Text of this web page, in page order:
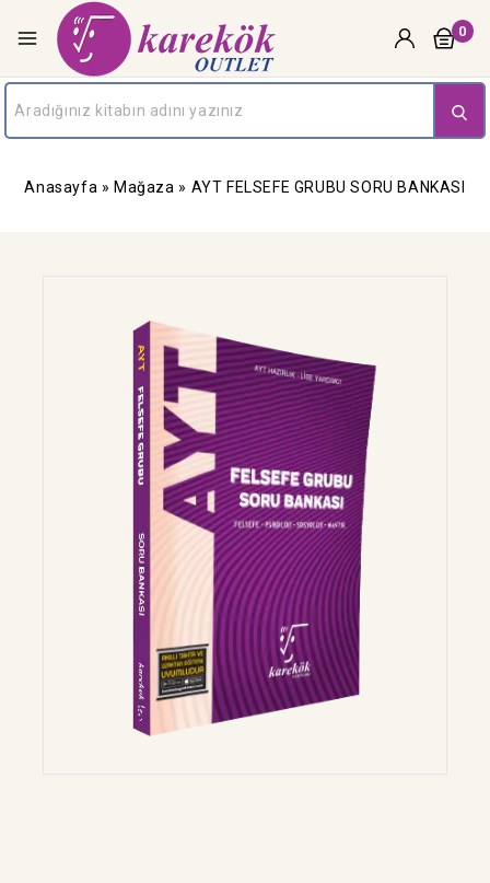
0
Anasayfa » Mağaza » AYT FELSEFE GRUBU SORU BANKASI